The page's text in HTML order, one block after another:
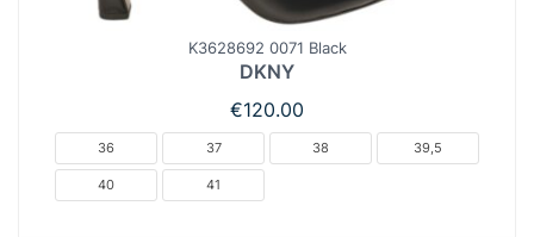
K3628692 0071 Black
DKNY
€120.00
36 37 38 39,5
40 41